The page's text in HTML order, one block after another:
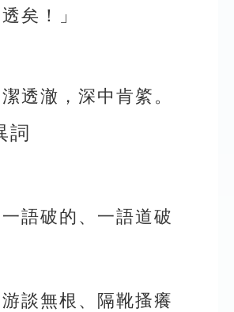
矣！」
透澈，深中肯綮。
詞
語破的、一語道破
談無根、隔靴搔癢